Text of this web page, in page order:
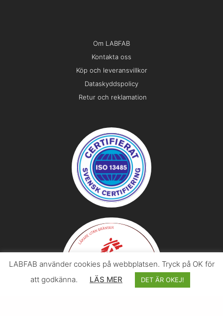
Om LABFAB
Kontakta oss
Köp och leveransvillkor
Dataskyddspolicy
Retur och reklamation
LABFAB använder cookies på webbplatsen. Tryck på OK för
att godkänna.
LÄS MER DET ÄR OKEJ!